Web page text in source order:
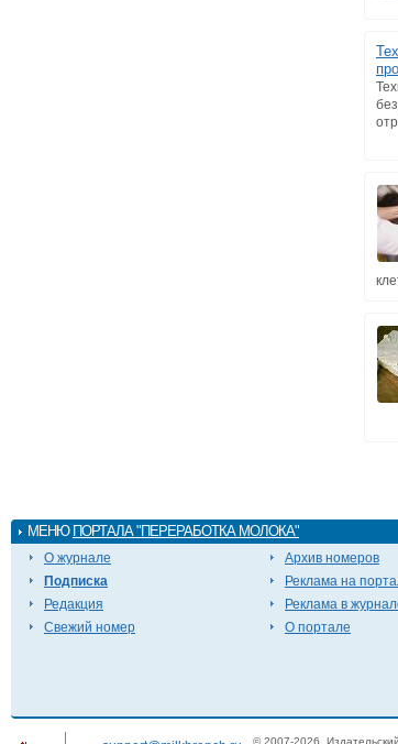
МЕНЮ ПОРТАЛА "ПЕРЕРАБОТКА МОЛОКА"
О журнале
Подписка
Редакция
Свежий номер
Архив номеров
Реклама на
Реклама в
О портале
© 2007-2026.